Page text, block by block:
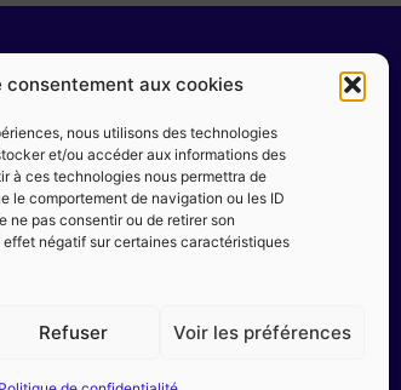
consentement aux cookies
nous utilisons des technologies
et/ou accéder aux informations des
à ces technologies nous permettra de
le comportement de navigation ou les ID
ne pas consentir ou de retirer son
négatif sur certaines caractéristiques
Refuser Voir les préférences
MENTIONS LÉGALES
Règlement intérieur
Mentions Légales
Politique de confidentialité